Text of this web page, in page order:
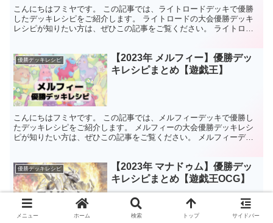
こんにちはフミヤです。 この記事では、ライトロードデッキで優勝
したデッキレシピをご紹介します。 ライトロードの大会優勝デッキ
レシピが知りたい方は、ぜひこの記事をご覧ください。 ライトロー
優勝デッキレシピ
【2023年 メルフィー】優勝デッ
キレシピまとめ【遊戯王】
こんにちはフミヤです。 この記事では、メルフィーデッキで優勝し
たデッキレシピをご紹介します。 メルフィーの大会優勝デッキレシ
ピが知りたい方は、ぜひこの記事をご覧ください。 メルフィーデッ
優勝デッキレシピ
【2023年 マナドゥム】優勝デッ
キレシピまとめ【遊戯王OCG】
メニュー ホーム 検索 トップ サイドバー